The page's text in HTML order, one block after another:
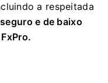
a respeitada
e de baixo